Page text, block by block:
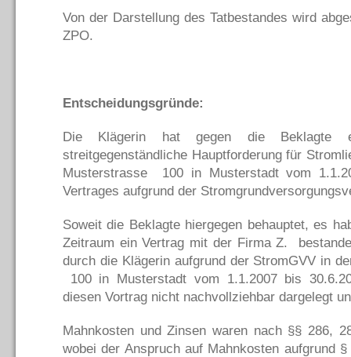
Von der Darstellung des Tatbestandes wird
ZPO.
Entscheidungsgründe:
Die Klägerin hat gegen die Beklagte
streitgegenständliche Hauptforderung für
Musterstrasse 100 in Musterstadt vom
Vertrages aufgrund der
Soweit die Beklagte hiergegen behauptet, es
Zeitraum ein Vertrag mit der Firma Z.
durch die Klägerin aufgrund der StromGVV in
100 in Musterstadt vom 1.1.2007 bis
diesen Vortrag nicht nachvollziehbar dargelegt
Mahnkosten und Zinsen waren nach §§ 286,
wobei der Anspruch auf Mahnkosten aufgrund